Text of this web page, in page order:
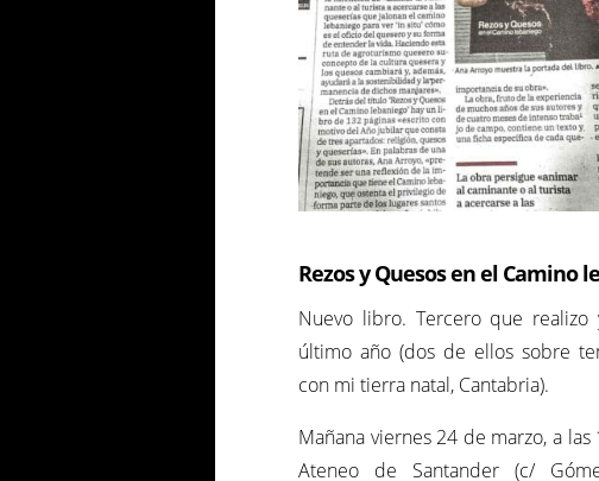
Rezos y Quesos en el Camino
Nuevo libro. Tercero que
último año (dos de ellos sobre
con mi tierra natal, Cantabria).
Mañana viernes 24 de marzo, a las
Ateneo de Santander (c/